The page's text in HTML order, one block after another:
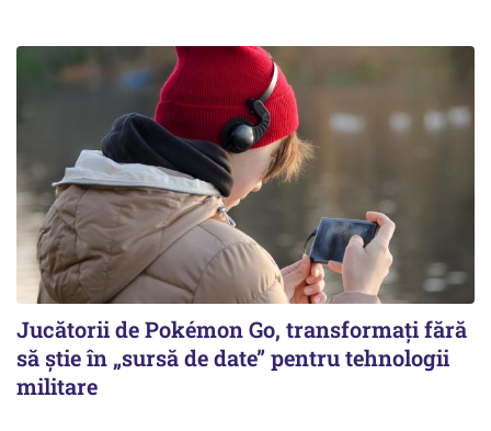
Jucătorii de Pokémon Go, transformați fără
să știe în „sursă de date” pentru tehnologii
militare